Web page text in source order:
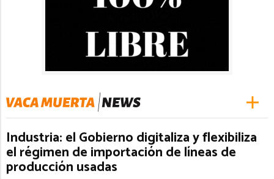
Industria: el Gobierno digitaliza y flexibiliza
el régimen de importación de líneas de
producción usadas